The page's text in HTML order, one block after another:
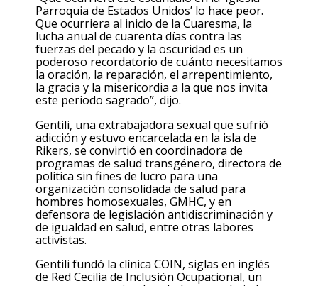
Parroquia de Estados Unidos’ lo hace peor.
Que ocurriera al inicio de la Cuaresma, la
lucha anual de cuarenta días contra las
fuerzas del pecado y la oscuridad es un
poderoso recordatorio de cuánto necesitamos
la oración, la reparación, el arrepentimiento,
la gracia y la misericordia a la que nos invita
este periodo sagrado”, dijo.
Gentili, una extrabajadora sexual que sufrió
adicción y estuvo encarcelada en la isla de
Rikers, se convirtió en coordinadora de
programas de salud transgénero, directora de
política sin fines de lucro para una
organización consolidada de salud para
hombres homosexuales, GMHC, y en
defensora de legislación antidiscriminación y
de igualdad en salud, entre otras labores
activistas.
Gentili fundó la clínica COIN, siglas en inglés
de Red Cecilia de Inclusión Ocupacional, un